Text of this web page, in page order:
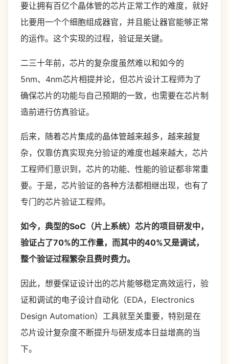
要让拥有百亿个晶体管的芯片正常工作的难度，就好
比要用一个个细胞组成器官，并且能让器官能够正常
的运作。这个实现的过程，验证是关键。
二三十年前，芯片的复杂度虽然难以和如今的
5nm、4nm芯片相提并论，但芯片设计工程师为了
确保芯片的功能与自己预期的一致，也需要在芯片制
造前进行仿真验证。
后来，随着芯片集成的晶体管越来越多，越来越复
杂，仅靠仿真实现充分验证的难度也越来越大，芯片
工程师们意识到，芯片的功能、性能的验证都非常重
要。于是，芯片验证的各种方法都相继出现，也有了
专门的芯片验证工程师。
如今，典型的SoC（片上系统）芯片的项目研发中，
验证占了70%的工作量，而其中的40%又是调试，
整个验证过程繁杂且费时费力。
因此，想要保证设计出的芯片能够稳定高效运行，验
证和调试的电子设计自动化（EDA，Electronics
Design Automation）工具就至关重要，特别是在
芯片设计复杂度不断提升与研发成本日益增高的当
下。